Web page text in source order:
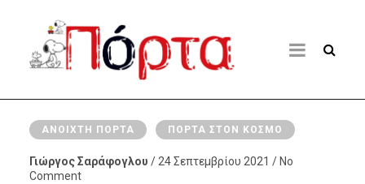
ΑΝΟΙΧΤΉ ΠΌΡΤΑ ΠΌΡΤΑ ΣΤΟΝ ΚΌΣΜΟ
Γιώργος Σαράφογλου / 24 Σεπτεμβρίου 2021 / No
Comment